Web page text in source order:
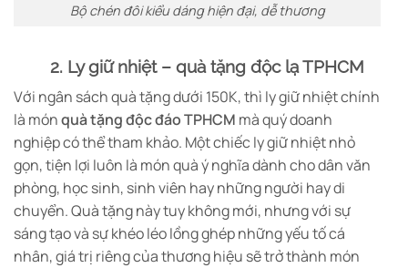
Bộ chén đôi kiểu dáng hiện đại, dễ thương
2. Ly giữ nhiệt – quà tặng độc lạ TPHCM
Với ngân sách quà tặng dưới 150K, thì ly giữ nhiệt chính
là mónquà tặng độc đáo TPHCM mà quý doanh
nghiệp có thể tham khảo. Một chiếc ly giữ nhiệt nhỏ
gọn, tiện lợi luôn là món quà ý nghĩa dành cho dân văn
phòng, học sinh, sinh viên hay những người hay di
chuyển. Quà tặng này tuy không mới, nhưng với sự
sáng tạo và sự khéo léo lồng ghép những yếu tố cá
nhân, giá trị riêng của thương hiệu sẽ trở thành món